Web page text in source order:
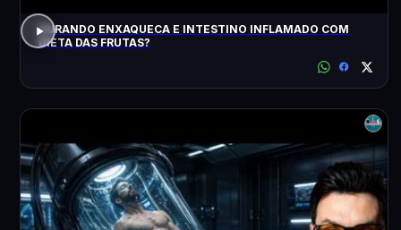
CURANDO ENXAQUECA E INTESTINO INFLAMADO COM
DIETA DAS FRUTAS?